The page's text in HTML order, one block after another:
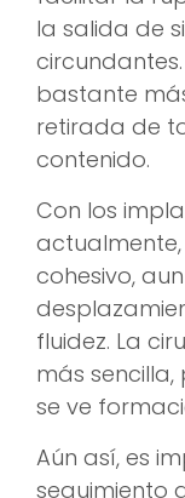
la salida de
bastante
retirada de
contenido.
Con los
actualmente,
cohesivo,
fluidez. La
más
se ve
Aún así, es
seguimiento